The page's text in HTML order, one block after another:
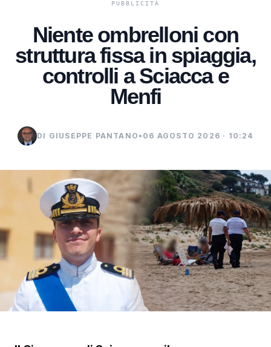
Niente ombrelloni con
struttura fissa in spiaggia,
controlli a Sciacca e
Menfi
DI GIUSEPPE PANTANO • 06 AGOSTO 2026 · 10:24